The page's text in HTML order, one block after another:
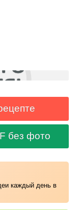
без фото
каждый день в